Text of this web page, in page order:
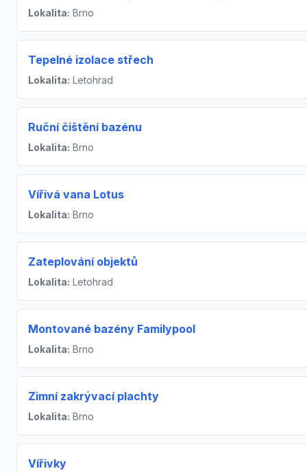
Lokalita: Brno
Tepelné izolace střech
Lokalita: Letohrad
Ruční čištění bazénu
Lokalita: Brno
Vířivá vana Lotus
Lokalita: Brno
Zateplování objektů
Lokalita: Letohrad
Montované bazény Familypool
Lokalita: Brno
Zimní zakrývací plachty
Lokalita: Brno
Vířivky